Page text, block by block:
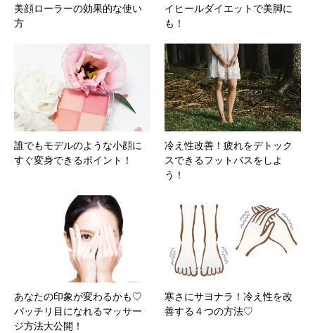
美顔ローラーの効果的な使い
方
イヒールダイエットで美脚に
も！
誰でもモデルのような小顔に
すぐ変身できるポイント！
冷え性改善！疲れをデトック
スできるフットバスをしよ
う！
あなたの印象が変わるかも♡
パッチリ目になれるマッサー
ジ方法大公開！
寒さにサヨナラ！冷え性を改
善する４つの方法♡